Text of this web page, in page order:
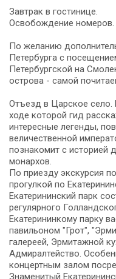
Завтрак в гостинице.
Освобождение номеров.
По желанию
Петербурга с
Петербургской на
острова - самой
Отъезд в Царское село.
ходе которой гид
интересные легенды,
величественной
познакомит с историей
монархов.
По приезду экскурсия
прогулкой по
Екатерининский парк
регулярного
Екатерининкому парку
павильоном "Грот",
галереей, Эрмитажной
Адмиралтейство.
концертным залом
Знаменитый